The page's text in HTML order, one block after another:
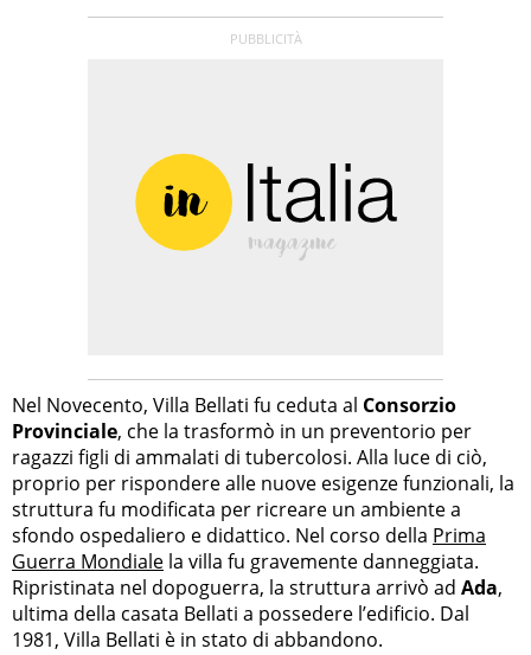
Nel Novecento, Villa Bellati fu ceduta al Consorzio
Provinciale, che la trasformò in un preventorio per
ragazzi figli di ammalati di tubercolosi. Alla luce di ciò,
proprio per rispondere alle nuove esigenze funzionali, la
struttura fu modificata per ricreare un ambiente a
sfondo ospedaliero e didattico. Nel corso della Prima
Guerra Mondiale la villa fu gravemente danneggiata.
Ripristinata nel dopoguerra, la struttura arrivò ad Ada,
ultima della casata Bellati a possedere l’edificio. Dal
1981, Villa Bellati è in stato di abbandono.